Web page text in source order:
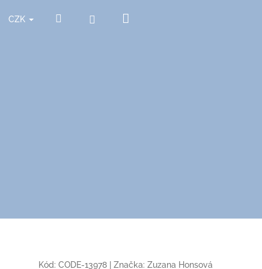
CZK Hledat Přihlášení
Kód: CODE-13978 Značka: Zuzana Honsová